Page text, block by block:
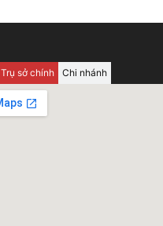
Trụ sở chính Chi nhánh